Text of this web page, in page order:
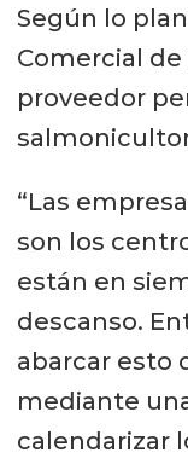
Según lo
Comercial de
proveedor
“Las
son los
están en
descanso.
abarcar esto
mediante
calendarizar